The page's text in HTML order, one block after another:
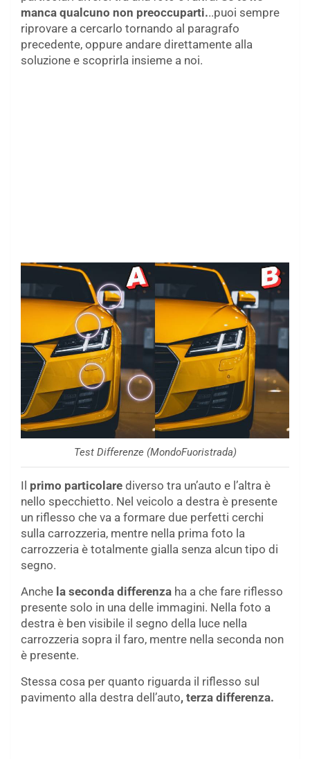
manca qualcuno non preoccuparti...puoi sempre
riprovare a cercarlo tornando al paragrafo
precedente, oppure andare direttamente alla
soluzione e scoprirla insieme a noi.
Test Differenze (MondoFuoristrada)
Il primo particolare diverso tra un’auto e l’altra è
nello specchietto. Nel veicolo a destra è presente
un riflesso che va a formare due perfetti cerchi
sulla carrozzeria, mentre nella prima foto la
carrozzeria è totalmente gialla senza alcun tipo di
segno.
Anche la seconda differenza ha a che fare riflesso
presente solo in una delle immagini. Nella foto a
destra è ben visibile il segno della luce nella
carrozzeria sopra il faro, mentre nella seconda non
è presente.
Stessa cosa per quanto riguarda il riflesso sul
pavimento alla destra dell’auto, terza differenza.